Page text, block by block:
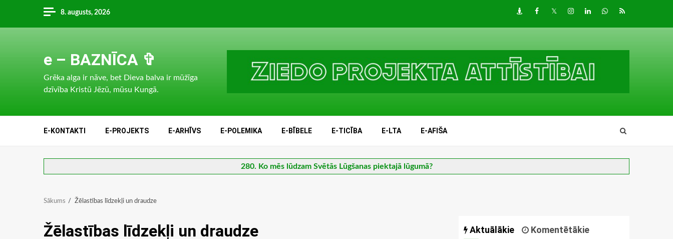
content
8. augusts, 2026 DraugiemFacebook
TwitterInstagram
LinkedInwhatsapp
RSS
e – BAZNĪCA ✞
Grēka alga ir nāve, bet Dieva balva ir mūžīga
dzīvība Kristū Jēzū, mūsu Kungā.
E-KONTAKTI E-PROJEKTS E-ARHĪVS E-POLEMIKA E-BĪBELE E-TICĪBA E-LTA E-AFIŠA
280. Ko mēs lūdzam Svētās Lūgšanas piektajā lūgumā?
Sākums Žēlastības līdzekļi un draudze
Žēlastības līdzekļi un draudze Aktuālākie Komentētākie